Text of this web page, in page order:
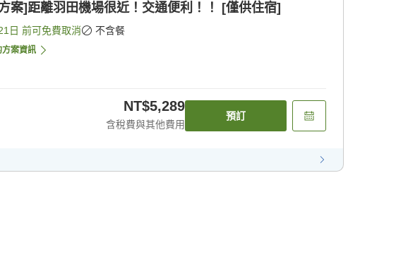
案]距離羽田機場很近！交通便利！！ [僅供住宿]
日 前可免費取消 不含餐
方案資訊
NT$5,289
含稅費與其他費用
預訂